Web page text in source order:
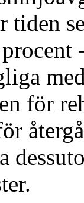
tiden
för